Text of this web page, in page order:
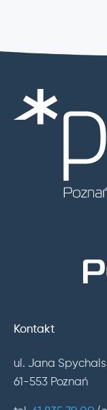
Kontakt
ul. Jana
61-553 Poznań